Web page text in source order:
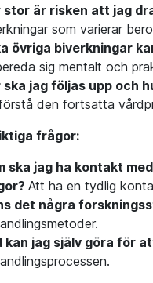
stor är risken att jag
som varierar
övriga biverkningar
sig mentalt och
ska jag följas upp och
den fortsatta
frågor:
ska jag ha kontakt
Att ha en tydlig
det några
kan jag själv göra för